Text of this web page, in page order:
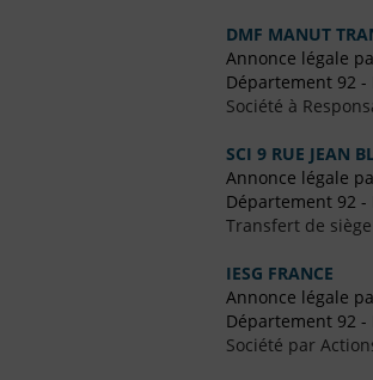
DMF MANUT
Annonce légale
Département 92 -
Société à
SCI 9 RUE JEAN
Annonce légale
Département 92 -
Transfert de
IESG FRANCE
Annonce légale
Département 92 -
Société par